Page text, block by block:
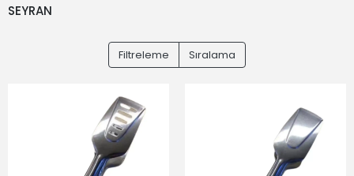
SEYRAN
Filtreleme Sıralama